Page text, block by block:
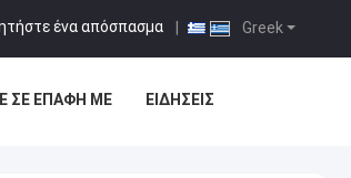
Greek
ένα απόσπασμα
ΣΕ ΕΠΑΦΉ ΜΕ ΕΙΔΉΣΕΙΣ